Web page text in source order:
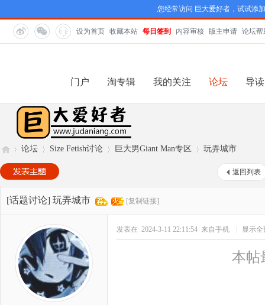
您经常访问 巨大爱好者，试试添
设为首页 收藏本站 每日签到 内容审核 版主申请 论坛帮
门户 淘专辑 我的关注 论坛 导读
巨»
论坛
›
Size Fetish讨论
›
巨大男Giant Man专区 玩弄城市
返回列表
[话题讨论] 玩弄城市 [复制链接]
发表在 2024-3-11 22:11:54 来自手机 显示
本帖